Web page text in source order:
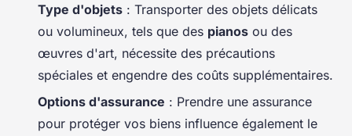
Type d'objets : Transporter des objets délicats
ou volumineux, tels que des pianos ou des
œuvres d'art, nécessite des précautions
spéciales et engendre des coûts supplémentaires.
Options d'assurance : Prendre une assurance
pour protéger vos biens influence également le